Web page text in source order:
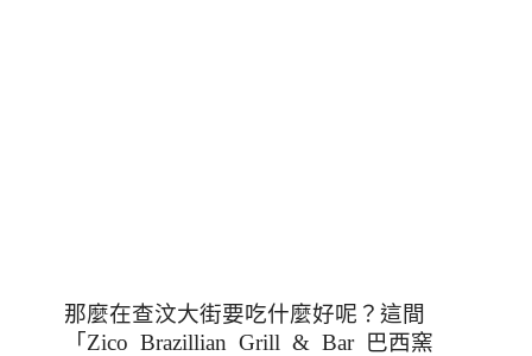
那麼在查汶大街要吃什麼好呢？這間
「 Zico Brazillian Grill & Bar 巴西窯